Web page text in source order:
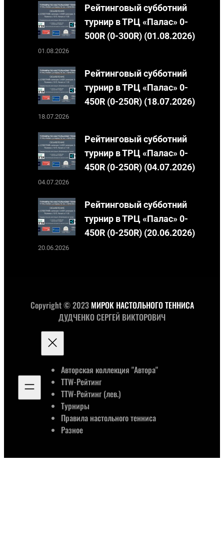
Рейтинговый субботний
турнир в ТРЦ «Палас» 0-
500R (0-300R) (01.08.2026)
01.08.2026
Рейтинговый субботний
турнир в ТРЦ «Палас» 0-
450R (0-250R) (18.07.2026)
18.07.2026
Рейтинговый субботний
турнир в ТРЦ «Палас» 0-
450R (0-250R) (04.07.2026)
04.07.2026
Рейтинговый субботний
турнир в ТРЦ «Палас» 0-
450R (0-250R) (20.06.2026)
20.06.2026
Copyright © 2023 МИРОК НАСТОЛЬНОГО ТЕННИСА
ДУДЧЕНКО СЕРГЕЙ ВИКТОРОВИЧ
Авторская коллекция "Автора"
TTW-Рейтинг
TTW-Рейтинг (лев.)
Турниры
Правила настольного тенниса
Разное